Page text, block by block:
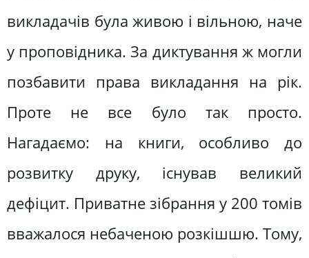
викладачів була живою і вільною, наче
у проповідника. За диктування ж могли
позбавити права викладання на рік.
Проте не все було так просто.
Нагадаємо: на книги, особливо до
розвитку друку, існував великий
дефіцит. Приватне зібрання у 200 томів
вважалося небаченою розкішшю. Тому,